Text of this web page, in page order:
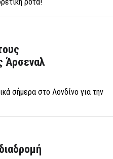
Άρσεναλ
σήμερα στο Λονδίνο για την